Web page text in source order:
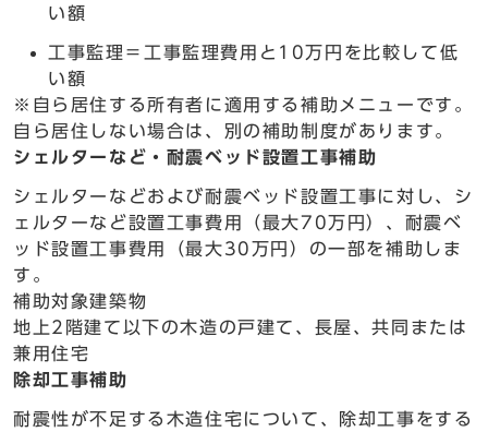
い額
工事監理＝工事監理費用と10万円を比較して低
い額
※自ら居住する所有者に適用する補助メニューです。
自ら居住しない場合は、別の補助制度があります。
シェルターなど・耐震ベッド設置工事補助
シェルターなどおよび耐震ベッド設置工事に対し、シ
ェルターなど設置工事費用（最大70万円）、耐震ベ
ッド設置工事費用（最大30万円）の一部を補助しま
す。
補助対象建築物
地上2階建て以下の木造の戸建て、長屋、共同または
兼用住宅
除却工事補助
耐震性が不足する木造住宅について、除却工事をする